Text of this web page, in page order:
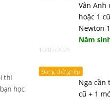
thi
học
Vân Anh
hoặc 1
Newton
Năm
10/07/2026
Đang chờ ghép
Nga cần
cũ + 1